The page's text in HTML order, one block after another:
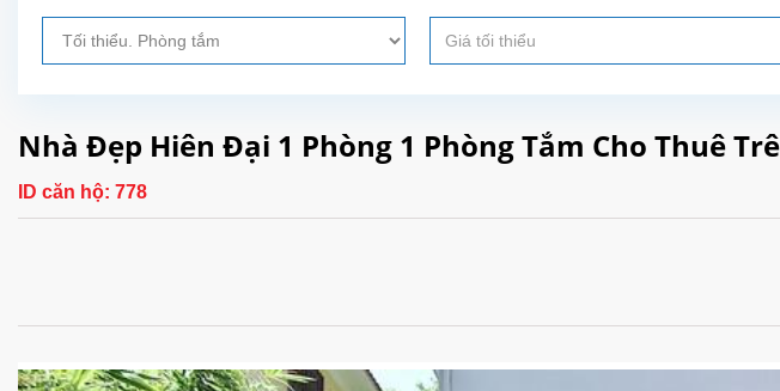
Nhà Đẹp Hiên Đại 1 Phòng 1 Phòng Tắm Cho Thuê
ID căn hộ: 778